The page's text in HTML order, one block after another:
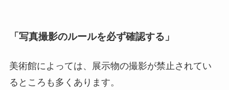
「写真撮影のルールを必ず確認する」
美術館によっては、展示物の撮影が禁止されてい
るところも多くあります。